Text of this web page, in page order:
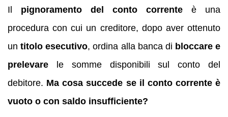
Il pignoramento del conto corrente è una
procedura con cui un creditore, dopo aver ottenuto
untitolo esecutivo, ordina alla banca di bloccare e
prelevare le somme disponibili sul conto del
debitore. Ma cosa succede se il conto corrente è
vuoto o con saldo insufficiente?